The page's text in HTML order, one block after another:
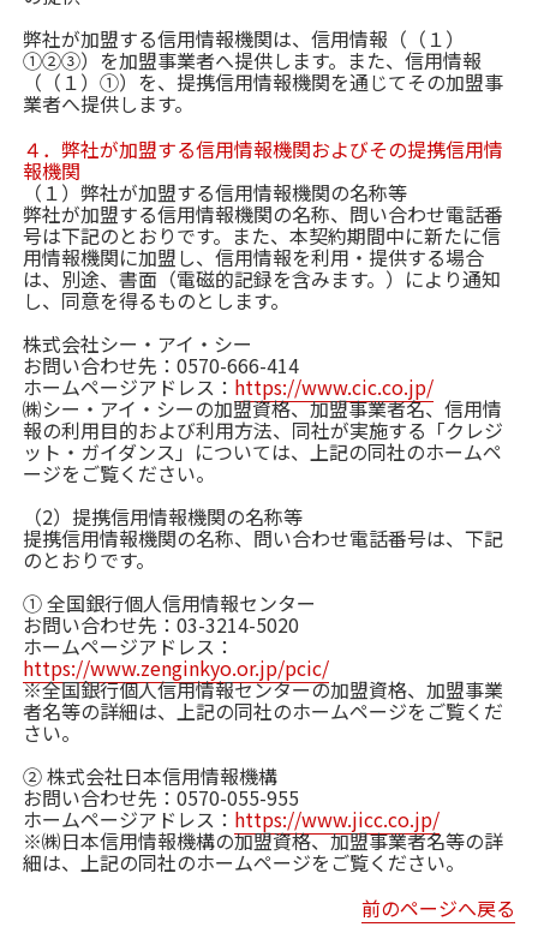
弊社が加盟する信用情報機関は、信用情報（（１）
①②③）を加盟事業者へ提供します。また、信用情報
（（１）①）を、提携信用情報機関を通じてその加盟事
業者へ提供します。
４．弊社が加盟する信用情報機関およびその提携信用情
報機関
（１）弊社が加盟する信用情報機関の名称等
弊社が加盟する信用情報機関の名称、問い合わせ電話番
号は下記のとおりです。また、本契約期間中に新たに信
用情報機関に加盟し、信用情報を利用・提供する場合
は、別途、書面（電磁的記録を含みます。）により通知
し、同意を得るものとします。
株式会社シー・アイ・シー
お問い合わせ先：0570-666-414
ホームページアドレス： https://www.cic.co.jp/
㈱シー・アイ・シーの加盟資格、加盟事業者名、信用情
報の利用目的および利用方法、同社が実施する「クレジ
ット・ガイダンス」については、上記の同社のホームペ
ージをご覧ください。
（2）提携信用情報機関の名称等
提携信用情報機関の名称、問い合わせ電話番号は、下記
のとおりです。
① 全国銀行個人信用情報センター
お問い合わせ先：03-3214-5020
ホームページアドレス：
https://www.zenginkyo.or.jp/pcic/
※全国銀行個人信用情報センターの加盟資格、加盟事業
者名等の詳細は、上記の同社のホームページをご覧くだ
さい。
② 株式会社日本信用情報機構
お問い合わせ先：0570-055-955
ホームページアドレス： https://www.jicc.co.jp/
※㈱日本信用情報機構の加盟資格、加盟事業者名等の詳
細は、上記の同社のホームページをご覧ください。
前のページへ戻る